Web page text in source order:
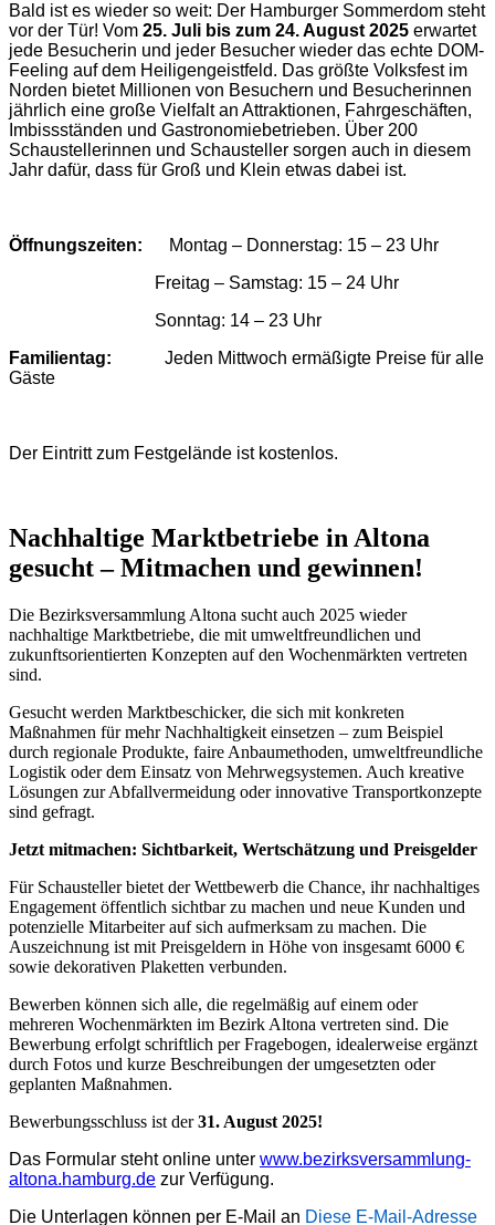
Bald ist es wieder so weit: Der Hamburger Sommerdom steht
vor der Tür! Vom 25. Juli bis zum 24. August 2025 erwartet
jede Besucherin und jeder Besucher wieder das echte DOM-
Feeling auf dem Heiligengeistfeld. Das größte Volksfest im
Norden bietet Millionen von Besuchern und Besucherinnen
jährlich eine große Vielfalt an Attraktionen, Fahrgeschäften,
Imbissständen und Gastronomiebetrieben. Über 200
Schaustellerinnen und Schausteller sorgen auch in diesem
Jahr dafür, dass für Groß und Klein etwas dabei ist.
Öffnungszeiten:
Montag – Donnerstag: 15 – 23 Uhr
Freitag – Samstag: 15 – 24 Uhr
Sonntag: 14 – 23 Uhr
Familientag:
Jeden Mittwoch ermäßigte Preise für alle
Gäste
Der Eintritt zum Festgelände ist kostenlos.
Nachhaltige Marktbetriebe in Altona
gesucht – Mitmachen und gewinnen!
Die Bezirksversammlung Altona sucht auch 2025 wieder
nachhaltige Marktbetriebe, die mit umweltfreundlichen und
zukunftsorientierten Konzepten auf den Wochenmärkten vertreten
sind.
Gesucht werden Marktbeschicker, die sich mit konkreten
Maßnahmen für mehr Nachhaltigkeit einsetzen – zum Beispiel
durch regionale Produkte, faire Anbaumethoden, umweltfreundliche
Logistik oder dem Einsatz von Mehrwegsystemen. Auch kreative
Lösungen zur Abfallvermeidung oder innovative Transportkonzepte
sind gefragt.
Jetzt mitmachen: Sichtbarkeit, Wertschätzung und Preisgelder
Für Schausteller bietet der Wettbewerb die Chance, ihr nachhaltiges
Engagement öffentlich sichtbar zu machen und neue Kunden und
potenzielle Mitarbeiter auf sich aufmerksam zu machen. Die
Auszeichnung ist mit Preisgeldern in Höhe von insgesamt 6000 €
sowie dekorativen Plaketten verbunden.
Bewerben können sich alle, die regelmäßig auf einem oder
mehreren Wochenmärkten im Bezirk Altona vertreten sind. Die
Bewerbung erfolgt schriftlich per Fragebogen, idealerweise ergänzt
durch Fotos und kurze Beschreibungen der umgesetzten oder
geplanten Maßnahmen.
Bewerbungsschluss ist der31. August 2025!
Das Formular steht online unter www.bezirksversammlung-
altona.hamburg.de zur Verfügung.
Die Unterlagen können per E-Mail an Diese E-Mail-Adresse